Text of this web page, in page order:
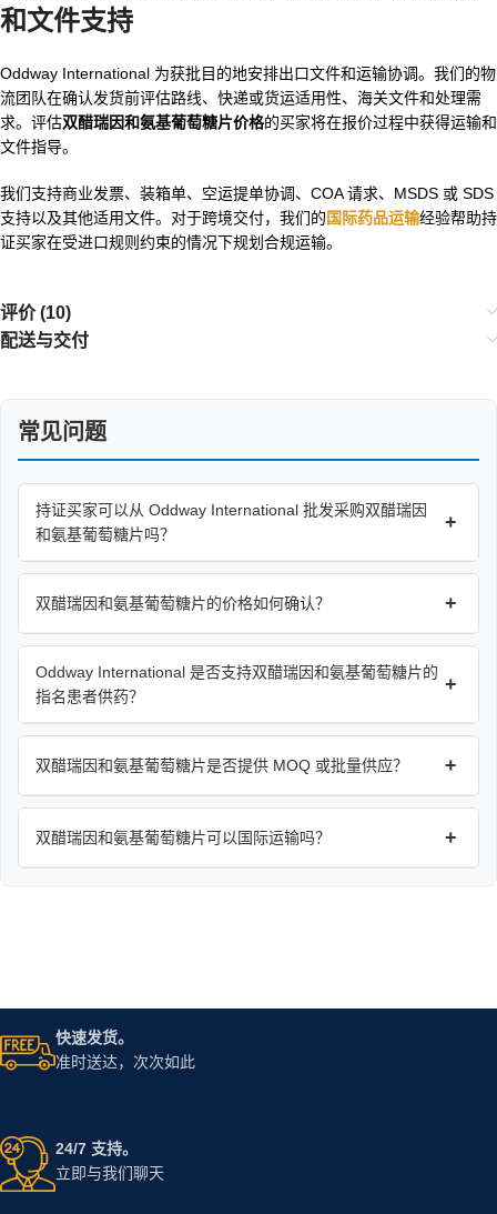
和文件支持
Oddway International 为获批目的地安排出口文件和运输协调。我们的物
流团队在确认发货前评估路线、快递或货运适用性、海关文件和处理需
求。评估双醋瑞因和氨基葡萄糖片价格的买家将在报价过程中获得运输和
文件指导。
我们支持商业发票、装箱单、空运提单协调、COA 请求、MSDS 或 SDS
支持以及其他适用文件。对于跨境交付，我们的国际药品运输经验帮助持
证买家在受进口规则约束的情况下规划合规运输。
评价 (10)
配送与交付
常见问题
持证买家可以从 Oddway International 批发采购双醋瑞因
和氨基葡萄糖片吗？
+
双醋瑞因和氨基葡萄糖片的价格如何确认？ +
Oddway International 是否支持双醋瑞因和氨基葡萄糖片的
指名患者供药？
+
双醋瑞因和氨基葡萄糖片是否提供 MOQ 或批量供应？ +
双醋瑞因和氨基葡萄糖片可以国际运输吗？ +
快速发货。
准时送达，次次如此
24/7 支持。
立即与我们聊天